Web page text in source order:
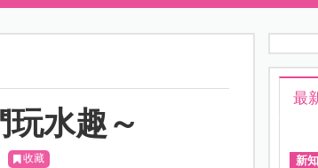
水趣～
收藏
最
新